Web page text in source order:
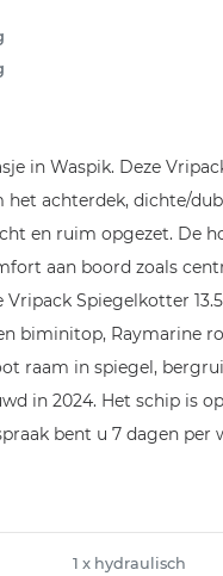
in Waspik. Deze
achterdek, dichte/
en ruim opgezet. De
aan boord zoals
Spiegelkotter
biminitop, Raymarine
raam in spiegel,
in 2024. Het schip is
bent u 7 dagen
1 x hydraulisch